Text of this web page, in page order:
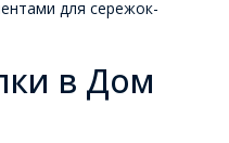
для сережок-
в Дом